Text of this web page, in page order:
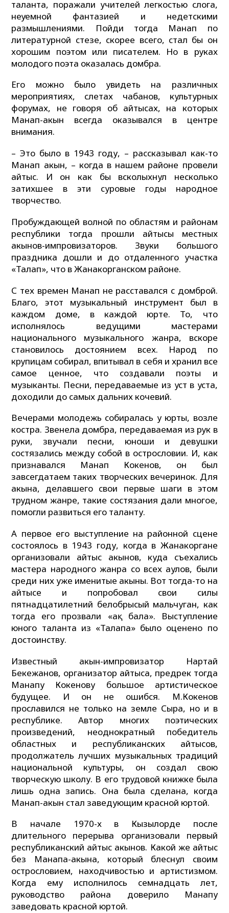
таланта, поражали учителей легкостью слога,
неуемной фантазией и недетскими
размышлениями. Пойди тогда Манап по
литературной стезе, скорее всего, стал бы он
хорошим поэтом или писателем. Но в руках
молодого поэта оказалась домбра.
Его можно было увидеть на различных
мероприятиях, слетах чабанов, культурных
форумах, не говоря об айтысах, на которых
Манап-акын всегда оказывался в центре
внимания.
– Это было в 1943 году, – рассказывал как-то
Манап акын, – когда в нашем районе провели
айтыс. И он как бы всколыхнул несколько
затихшее в эти суровые годы народное
творчество.
Пробуждающей волной по областям и районам
республики тогда прошли айтысы местных
акынов-импровизаторов. Звуки большого
праздника дошли и до отдаленного участка
«Талап», что в Жанакорганском районе.
С тех времен Манап не расставался с домброй.
Благо, этот музыкальный инструмент был в
каждом доме, в каждой юрте. То, что
исполнялось ведущими мастерами
национального музыкального жанра, вскоре
становилось достоянием всех. Народ по
крупицам собирал, впитывал в себя и хранил все
самое ценное, что создавали поэты и
музыканты. Песни, передаваемые из уст в уста,
доходили до самых дальних кочевий.
Вечерами молодежь собиралась у юрты, возле
костра. Звенела домбра, передаваемая из рук в
руки, звучали песни, юноши и девушки
состязались между собой в острословии. И, как
признавался Манап Кокенов, он был
завсегдатаем таких творческих вечеринок. Для
акына, делавшего свои первые шаги в этом
трудном жанре, такие состязания дали многое,
помогли развиться его таланту.
А первое его выступление на районной сцене
состоялось в 1943 году, когда в Жанакоргане
организовали айтыс акынов, куда съехались
мастера народного жанра со всех аулов, были
среди них уже именитые акыны. Вот тогда-то на
айтысе и попробовал свои силы
пятнадцатилетний белобрысый мальчуган, как
тогда его прозвали «ақ бала». Выступление
юного таланта из «Талапа» было оценено по
достоинству.
Известный акын-импровизатор Нартай
Бекежанов, организатор айтыса, предрек тогда
Манапу Кокенову большое артистическое
будущее. И он не ошибся. М.Кокенов
прославился не только на земле Сыра, но и в
республике. Автор многих поэтических
произведений, неоднократный победитель
областных и республиканских айтысов,
продолжатель лучших музыкальных традиций
национальной культуры, он создал свою
творческую школу. В его трудовой книжке была
лишь одна запись. Она была сделана, когда
Манап-акын стал заведующим красной юртой.
В начале 1970-х в Кызылорде после
длительного перерыва организовали первый
республиканский айтыс акынов. Какой же айтыс
без Манапа-акына, который блеснул своим
острословием, находчивостью и артистизмом.
Когда ему исполнилось семнадцать лет,
руководство района доверило Манапу
заведовать красной юртой.